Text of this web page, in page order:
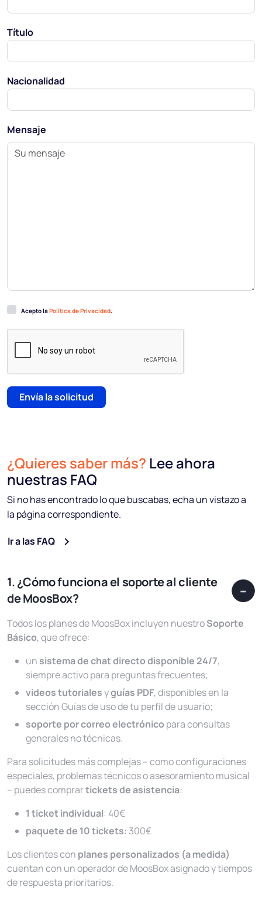
Título
Nacionalidad
Mensaje
Acepto laPolítica de Privacidad.
Envía la solicitud
¿Quieres saber más? Lee ahora
nuestras FAQ
Si no has encontrado lo que buscabas, echa un vistazo a
la página correspondiente.
Ir a las FAQ
1. ¿Cómo funciona el soporte al cliente
de MoosBox?
Todos los planes de MoosBox incluyen nuestroSoporte
Básico, que ofrece:
un sistema de chat directo disponible 24/7,
siempre activo para preguntas frecuentes;
videos tutorialesyguías PDF, disponibles en la
secciónGuías de usode tu perfil de usuario;
soporte por correo electrónico para consultas
generales no técnicas.
Para solicitudes más complejas – como configuraciones
especiales, problemas técnicos o asesoramiento musical
– puedes comprartickets de asistencia:
1 ticket individual: 40€
paquete de 10 tickets: 300€
Los clientes con planes personalizados (a medida)
cuentan con un operador de MoosBox asignado y tiempos
de respuesta prioritarios.